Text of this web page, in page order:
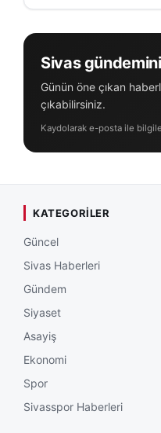
Sivas
Günün öne çıkan
çıkabilirsiniz.
Kaydolarak e-posta ile
KATEGORILER
Güncel
Sivas Haberleri
Gündem
Siyaset
Asayiş
Ekonomi
Spor
Sivasspor Haberleri